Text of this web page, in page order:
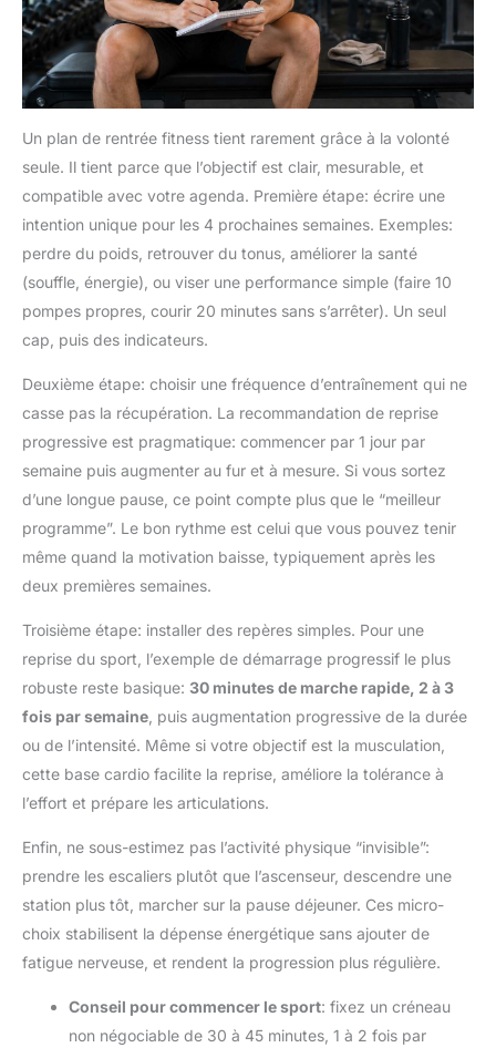
Un plan de rentrée fitness tient rarement grâce à la volonté
seule. Il tient parce que l’objectif est clair, mesurable, et
compatible avec votre agenda. Première étape: écrire une
intention unique pour les 4 prochaines semaines. Exemples:
perdre du poids, retrouver du tonus, améliorer la santé
(souffle, énergie), ou viser une performance simple (faire 10
pompes propres, courir 20 minutes sans s’arrêter). Un seul
cap, puis des indicateurs.
Deuxième étape: choisir une fréquence d’entraînement qui ne
casse pas la récupération. La recommandation de reprise
progressive est pragmatique: commencer par 1 jour par
semaine puis augmenter au fur et à mesure. Si vous sortez
d’une longue pause, ce point compte plus que le “meilleur
programme”. Le bon rythme est celui que vous pouvez tenir
même quand la motivation baisse, typiquement après les
deux premières semaines.
Troisième étape: installer des repères simples. Pour une
reprise du sport, l’exemple de démarrage progressif le plus
robuste reste basique: 30 minutes de marche rapide, 2 à 3
fois par semaine , puis augmentation progressive de la durée
ou de l’intensité. Même si votre objectif est la musculation,
cette base cardio facilite la reprise, améliore la tolérance à
l’effort et prépare les articulations.
Enfin, ne sous-estimez pas l’activité physique “invisible”:
prendre les escaliers plutôt que l’ascenseur, descendre une
station plus tôt, marcher sur la pause déjeuner. Ces micro-
choix stabilisent la dépense énergétique sans ajouter de
fatigue nerveuse, et rendent la progression plus régulière.
Conseil pour commencer le sport: fixez un créneau
non négociable de 30 à 45 minutes, 1 à 2 fois par